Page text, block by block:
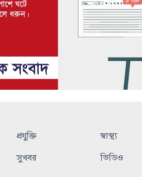
প্রযুক্তি স্বাস্থ্য
সুখবর ভিডিও